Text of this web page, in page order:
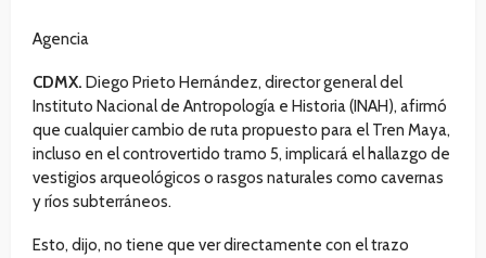
Agencia
CDMX. Diego Prieto Hernández, director general del
Instituto Nacional de Antropología e Historia (INAH), afirmó
que cualquier cambio de ruta propuesto para el Tren Maya,
incluso en el controvertido tramo 5, implicará el hallazgo de
vestigios arqueológicos o rasgos naturales como cavernas
y ríos subterráneos.
Esto, dijo, no tiene que ver directamente con el trazo